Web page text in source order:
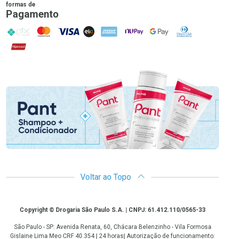
formas de
Pagamento
PIX MasterCard
VISA ELO AMEX NuPay Google PayDiners Club
Hipercard
Promoção em Destaque
Voltar ao Topo
CopyrightCopyright © Drogaria São Paulo S.A. | CNPJ: 61.412.110/0565-33
São Paulo - SP: Avenida Renata, 60, Chácara Belenzinho - Vila Formosa
Gislaine Lima Meo CRF 40.354 | 24 horas| Autorização de funcionamento: